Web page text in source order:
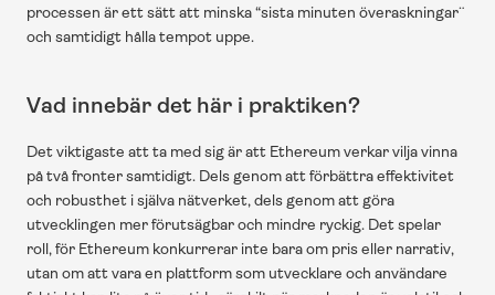
processen är ett sätt att minska “sista minuten överaskningar¨
och samtidigt hålla tempot uppe.
Vad innebär det här i praktiken?
Det viktigaste att ta med sig är att Ethereum verkar vilja vinna
på två fronter samtidigt. Dels genom att förbättra effektivitet
och robusthet i själva nätverket, dels genom att göra
utvecklingen mer förutsägbar och mindre ryckig. Det spelar
roll, för Ethereum konkurrerar inte bara om pris eller narrativ,
utan om att vara en plattform som utvecklare och användare